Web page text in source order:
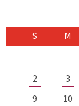
S M
2 3
9 10